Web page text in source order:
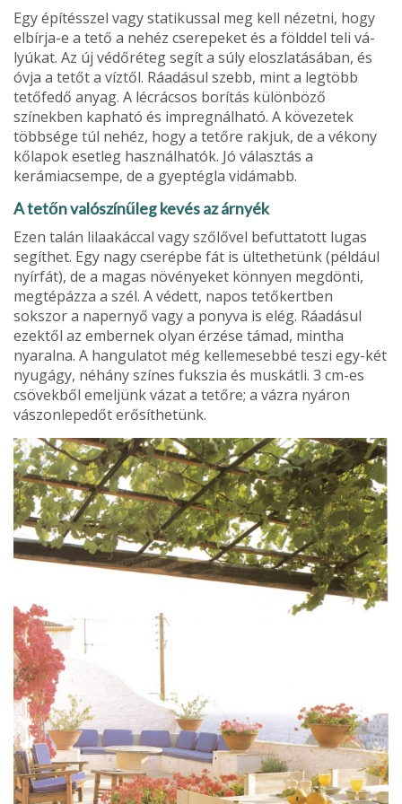
Egy építésszel vagy statikussal meg kell nézetni, hogy
elbírja-e a tető a nehéz cserepeket és a földdel teli vá­
lyúkat. Az új védőréteg segít a súly eloszlatá­sában, és
óvja a tetőt a víztől. Ráadásul szebb, mint a legtöbb
tetőfedő anyag. A lécrácsos borítás különböző
színekben kapható és impregnálható. A kövezetek
többsége túl nehéz, hogy a tetőre rakjuk, de a vékony
kőlapok esetleg használha­tók. Jó választás a
kerámiacsempe, de a gyeptégla vidámabb.
A tetőn valószínűleg kevés az árnyék
Ezen talán lilaakáccal vagy szőlővel befut­tatott lugas
segíthet. Egy nagy cserépbe fát is ültethetünk (például
nyírfát), de a magas növényeket könnyen megdönti,
megtépázza a szél. A védett, napos tető­kertben
sokszor a napernyő vagy a pony­va is elég. Ráadásul
ezektől az embernek olyan érzése támad, mintha
nyaralna. A hangulatot még kellemesebbé teszi egy-két
nyugágy, néhány színes fukszia és muskátli. 3 cm-es
csövekből emeljünk vázat a tetőre; a vázra nyáron
vászonlepe­dőt erősíthetünk.